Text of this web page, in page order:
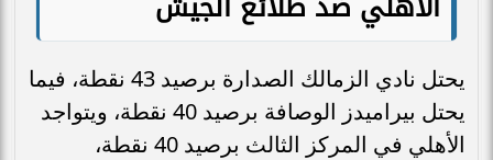
يحتل نادي الزمالك الصدارة برصيد 43 نقطة، فيما
يحتل بيراميدز الوصافة برصيد 40 نقطة، ويتواجد
الأهلي في المركز الثالث برصيد 40 نقطة،